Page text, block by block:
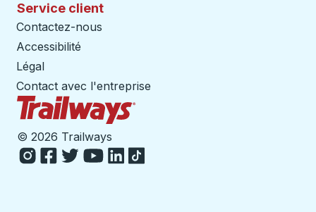
Service client
Contactez-nous
Accessibilité
Légal
Contact avec l'entreprise
© 2026 Trailways